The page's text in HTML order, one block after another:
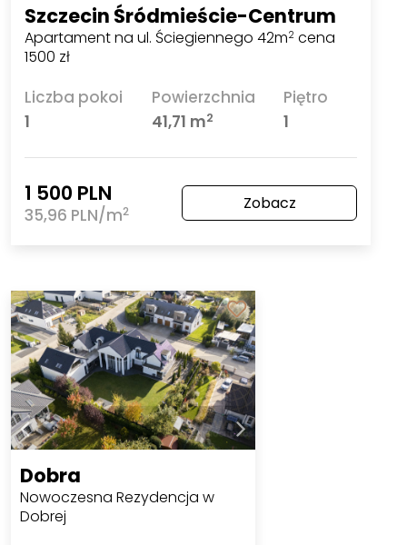
Szczecin Śródmieście-Centrum
Apartament na ul. Ściegiennego 42m2 cena
1500 zł
Liczba pokoi
1
Powierzchnia
41,71 m2
Piętro
1
1 500 PLN
35,96 PLN/m2 Zobacz
Dobra
Nowoczesna Rezydencja w
Dobrej